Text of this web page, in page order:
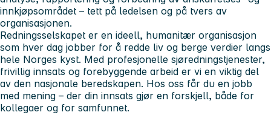
innkjøpsområdet – tett på ledelsen og på tvers av
organisasjonen.
Redningsselskapet er en ideell, humanitær organisasjon
som hver dag jobber for å redde liv og berge verdier langs
hele Norges kyst. Med profesjonelle sjøredningstjenester,
frivillig innsats og forebyggende arbeid er vi en viktig del
av den nasjonale beredskapen. Hos oss får du en jobb
med mening – der din innsats gjør en forskjell, både for
kollegaer og for samfunnet.